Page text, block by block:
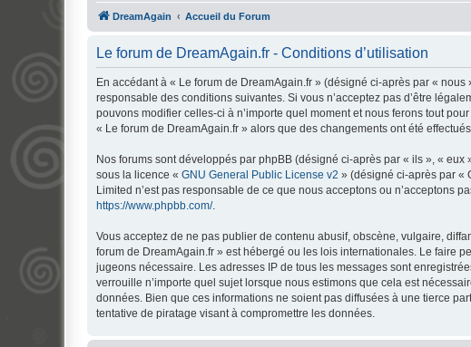
DreamAgain Accueil du Forum
Le forum de DreamAgain.fr - Conditions d’utilisation
En accédant à « Le forum de DreamAgain.fr » (désigné ci-après par «
responsable des conditions suivantes. Si vous n’acceptez pas d’être
pouvons modifier celles-ci à n’importe quel moment et nous ferons tout
« Le forum de DreamAgain.fr » alors que des changements ont été
Nos forums sont développés par phpBB (désigné ci-après par « ils », «
sous la licence « GNU General Public License v2 » (désigné ci-après par «
Limited n’est pas responsable de ce que nous acceptons ou n’acceptons
https://www.phpbb.com/.
Vous acceptez de ne pas publier de contenu abusif, obscène, vulgaire,
forum de DreamAgain.fr » est hébergé ou les lois internationales. Le faire
jugeons nécessaire. Les adresses IP de tous les messages sont
verrouille n’importe quel sujet lorsque nous estimons que cela est
données. Bien que ces informations ne soient pas diffusées à une tierce
tentative de piratage visant à compromettre les données.